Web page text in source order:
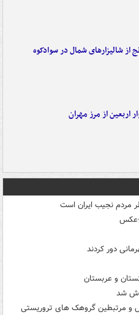
از شالیزارهای شمال در سوادکوه
اربعین از مرز مهران
مردم نجیب ایران است
دور کردند
و عربستان